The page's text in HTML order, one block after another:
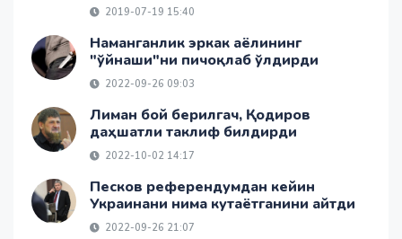
2019-07-19 15:40
Наманганлик эркак аёлининг
"ўйнаши"ни пичоқлаб ўлдирди
2022-09-26 09:03
Лиман бой берилгач, Қодиров
даҳшатли таклиф билдирди
2022-10-02 14:17
Песков референдумдан кейин
Украинани нима кутаётганини айтди
2022-09-26 21:07